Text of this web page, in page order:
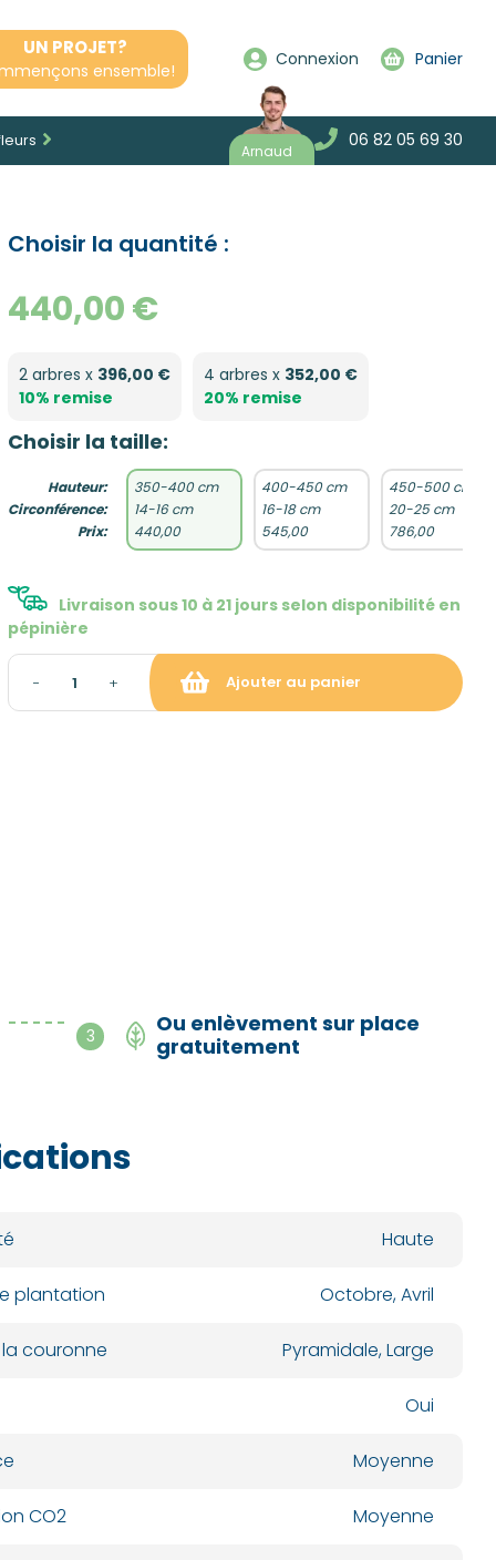
UN PROJET?
ensemble!
Connexion Panier
Arnaud
06 82 05 69 30
Choisir la quantité :
440,00 €
2 arbres x 396,00 €
10% remise
4 arbres x 352,00 €
20% remise
Choisir la taille:
Hauteur:
Circonférence:
Prix:
350-400 cm
14-16 cm
440,00
400-450 cm
16-18 cm
545,00
450-500 cm
20-25 cm
786,00
Livraison sous 10 à 21 jours selon disponibilité en
pépinière
− + Ajouter au panier
- - - - -
3
Ou enlèvement sur place
gratuitement
Haute
plantation Octobre, Avril
couronne Pyramidale, Large
Oui
Moyenne
CO2 Moyenne